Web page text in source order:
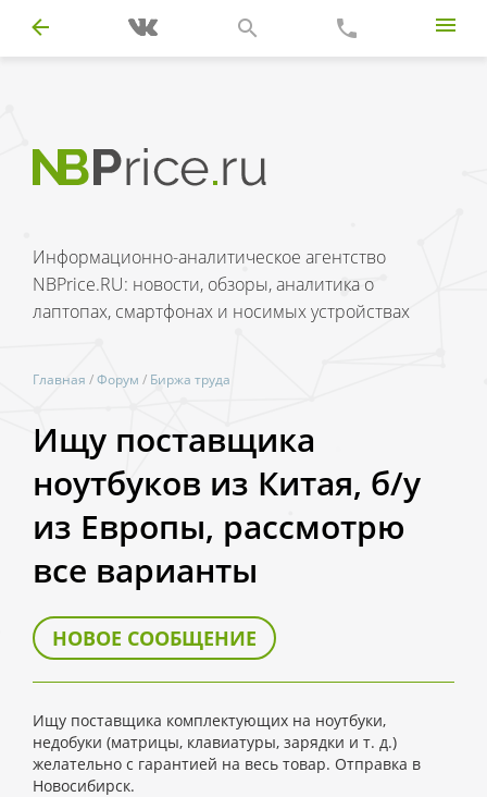
Информационно-аналитическое агентство
NBPrice.RU: новости, обзоры, аналитика о
лаптопах, смартфонах и носимых устройствах
Главная /Форум / Биржа труда
Ищу поставщика
ноутбуков из Китая, б/у
из Европы, рассмотрю
все варианты
НОВОЕ СООБЩЕНИЕ
Ищу поставщика комплектующих на ноутбуки,
недобуки (матрицы, клавиатуры, зарядки и т. д.)
желательно с гарантией на весь товар. Отправка в
Новосибирск.